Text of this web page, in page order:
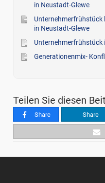
in Neustadt-Glewe
Unternehmerfrühstück
in Neustadt-Glewe
Unternehmerfrühstück
Generationenmix-
Teilen Sie diesen
Share Share